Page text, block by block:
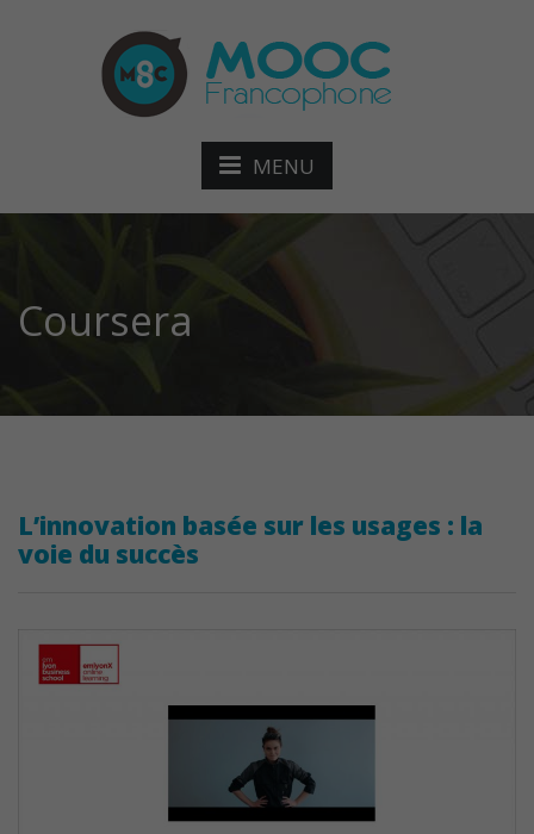
MENU
Coursera
L’innovation basée sur les usages : la
voie du succès